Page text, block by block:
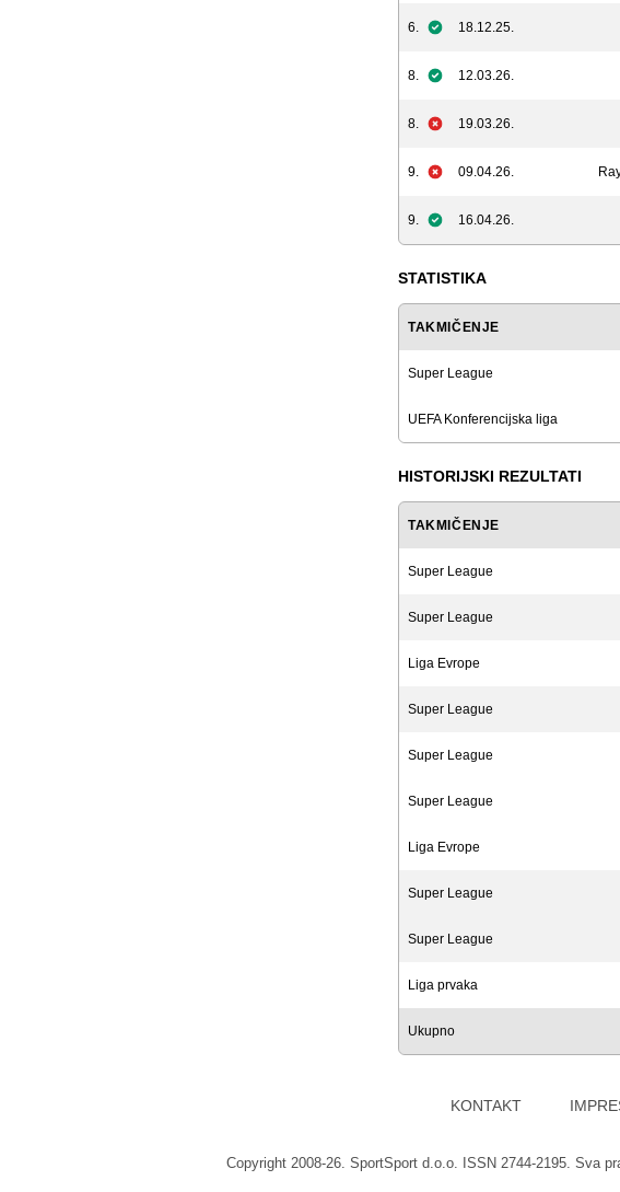
6. 18.12.25.
8. 12.03.26.
8. 19.03.26.
9. 09.04.26.
9. 16.04.26.
STATISTIKA
TAKMIČENJE
Super League
UEFA Konferencijska liga
HISTORIJSKI REZULTATI
TAKMIČENJE
Super League
Super League
Liga Evrope
Super League
Super League
Super League
Liga Evrope
Super League
Super League
Liga prvaka
Ukupno
KONTAKT
Copyright 2008-26. SportSport d.o.o. ISSN 2744-2195. Sva